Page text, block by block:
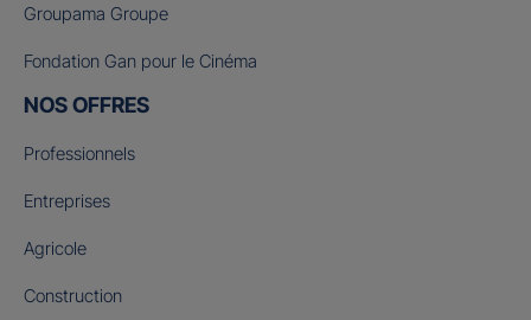
Groupama Groupe
Fondation Gan pour le Cinéma
NOS OFFRES
Professionnels
Entreprises
Agricole
Construction